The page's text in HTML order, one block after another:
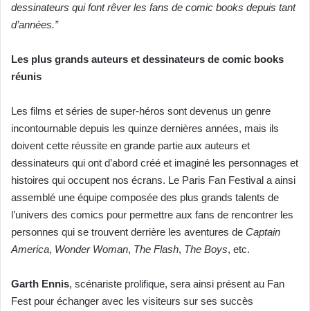
dessinateurs qui font rêver les fans de comic books depuis tant
d’années.”
Les plus grands auteurs et dessinateurs de comic books
réunis
Les films et séries de super-héros sont devenus un genre
incontournable depuis les quinze dernières années, mais ils
doivent cette réussite en grande partie aux auteurs et
dessinateurs qui ont d’abord créé et imaginé les personnages et
histoires qui occupent nos écrans. Le Paris Fan Festival a ainsi
assemblé une équipe composée des plus grands talents de
l’univers des comics pour permettre aux fans de rencontrer les
personnes qui se trouvent derrière les aventures de Captain
America, Wonder Woman, The Flash, The Boys, etc.
Garth Ennis, scénariste prolifique, sera ainsi présent au Fan
Fest pour échanger avec les visiteurs sur ses succès